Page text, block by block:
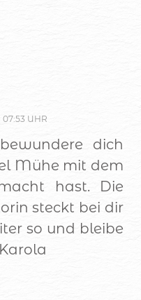
UHR
dich
Mühe mit dem
hast. Die
steckt bei dir
so und bleibe